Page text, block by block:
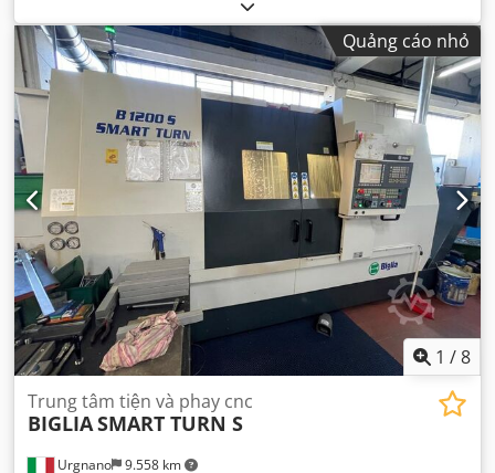
Quảng cáo nhỏ
1 /8
Urgnano 9.558 km
Trung tâm tiện và phay cnc
BIGLIASMART TURN S